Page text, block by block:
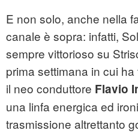
E non solo, anche nella
canale è sopra: infatti,
sempre vittorioso su
prima settimana in cui
il neo conduttore Flavio
una linfa energica ed
trasmissione altrettanto